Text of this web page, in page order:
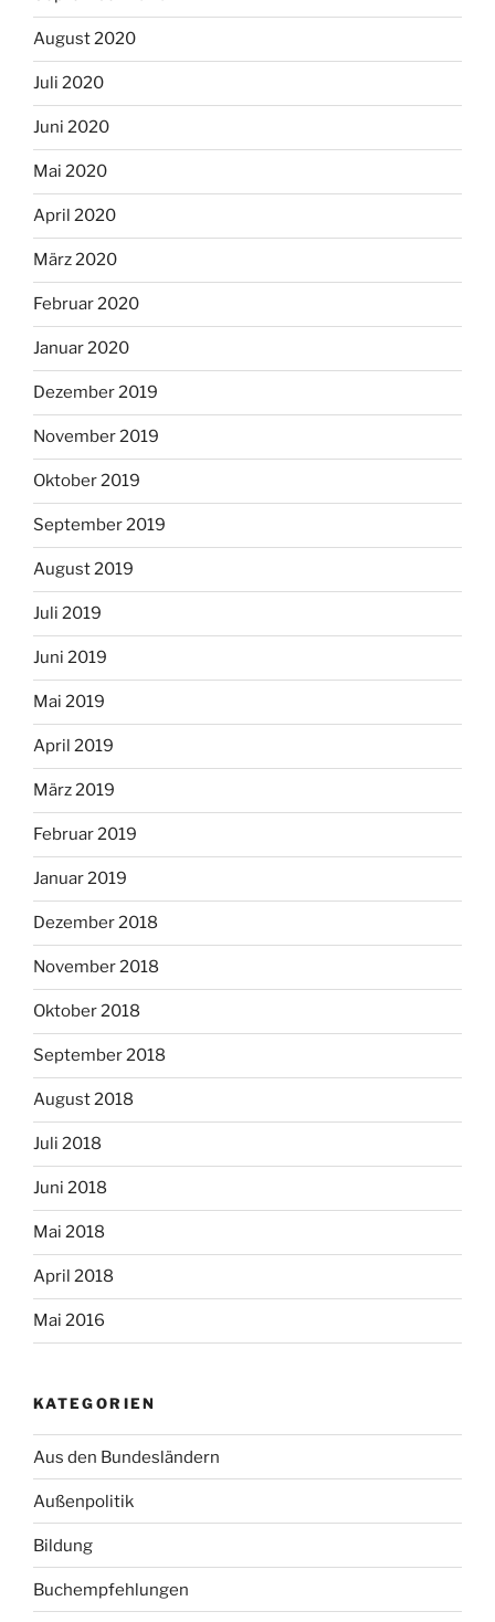
August 2020
Juli 2020
Juni 2020
Mai 2020
April 2020
März 2020
Februar 2020
Januar 2020
Dezember 2019
November 2019
Oktober 2019
September 2019
August 2019
Juli 2019
Juni 2019
Mai 2019
April 2019
März 2019
Februar 2019
Januar 2019
Dezember 2018
November 2018
Oktober 2018
September 2018
August 2018
Juli 2018
Juni 2018
Mai 2018
April 2018
Mai 2016
KATEGORIEN
Aus den Bundesländern
Außenpolitik
Bildung
Buchempfehlungen